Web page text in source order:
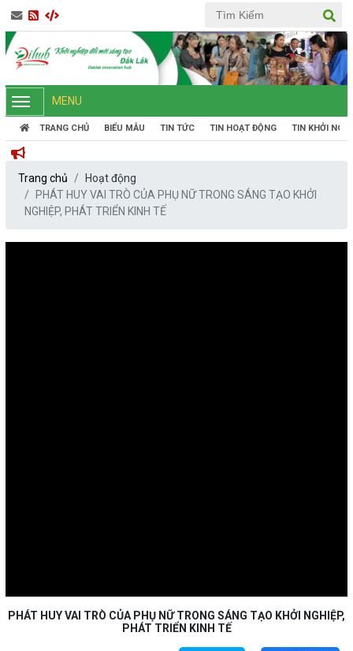
MENU
TRANG CHỦ BIỂU MẪU TIN TỨC TIN HOẠT ĐỘNG TIN KHỞI
Trang chủ
Hoạt động
PHÁT HUY VAI TRÒ CỦA PHỤ NỮ TRONG SÁNG TẠO KHỞI
NGHIỆP, PHÁT TRIỂN KINH TẾ
PHÁT HUY VAI TRÒ CỦA PHỤ NỮ TRONG SÁNG TẠO KHỞI NGHIỆP,
PHÁT TRIỂN KINH TẾ